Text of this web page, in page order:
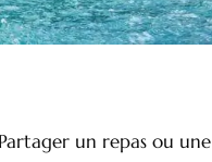
un repas ou une